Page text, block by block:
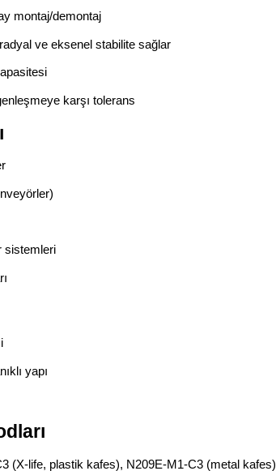
montaj/demontaj
ve eksenel stabilite sağlar
karşı tolerans
sistemleri
yapı
(X-life, plastik kafes), N209E‑M1‑C3 (metal kafes)